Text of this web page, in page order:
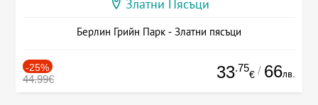
Златни Пясъци
Берлин Грийн Парк - Златни пясъци
-25%
44.99€ 33.75
€ / 66лв.